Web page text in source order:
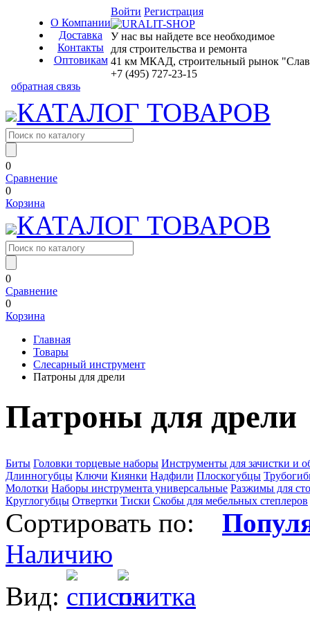
О Компании
Доставка
Контакты
Оптовикам
Войти Регистрация
У нас вы найдете все необходимое
для строительства и ремонта
41 км МКАД, строительный рынок
+7 (495) 727-23-15
обратная связь
КАТАЛОГ ТОВАРОВ
0
Сравнение
0
Корзина
КАТАЛОГ ТОВАРОВ
0
Сравнение
0
Корзина
Главная
Товары
Слесарный инструмент
Патроны для дрели
Патроны для дрели
Биты Головки торцевые наборы Инструменты для зачистки и
Длинногубцы Ключи Киянки Надфили Плоскогубцы
Молотки Наборы инструмента универсальные Разжимы для
Круглогубцы Отвертки Тиски Скобы для мебельных степлеров
Сортировать по:
Наличию
Вид: